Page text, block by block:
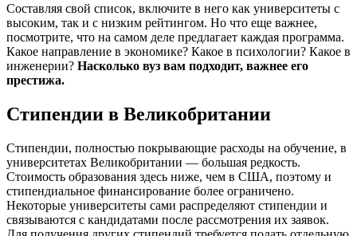
Составляя свой список, включите в него как университеты с
высоким, так и с низким рейтингом. Но что еще важнее,
посмотрите, что на самом деле предлагает каждая программа.
Какое направление в экономике? Какое в психологии? Какое в
инженерии? Насколько вуз вам подходит, важнее его
престижа.
Стипендии в Великобритании
Стипендии, полностью покрывающие расходы на обучение, в
университетах Великобритании — большая редкость.
Стоимость образования здесь ниже, чем в США, поэтому и
стипендиальное финансирование более ограничено.
Некоторые университеты сами распределяют стипендии и
связываются с кандидатами после рассмотрения их заявок.